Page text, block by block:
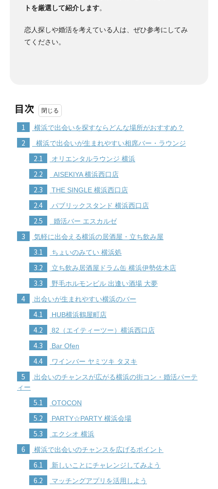
トを厳選して紹介します。
恋人探しや婚活を考えている人は、ぜひ参考にしてみ
てください。
目次
1 横浜で出会いを探すならどんな場所がおすすめ？
2 横浜で出会いが生まれやすい相席バー・ラウンジ
2.1 オリエンタルラウンジ 横浜
2.2 AISEKIYA 横浜西口店
2.3 THE SINGLE 横浜西口店
2.4 パブリックスタンド 横浜西口店
2.5 婚活バー エスカルゼ
3 気軽に出会える横浜の居酒屋・立ち飲み屋
3.1 ちょいのみてい 横浜処
3.2 立ち飲み居酒屋ドラム缶 横浜伊勢佐木店
3.3 野毛ホルモンビル 出逢い酒場 大夢
4 出会いが生まれやすい横浜のバー
4.1 HUB横浜鶴屋町店
4.2 82（エイティーツー）横浜西口店
4.3 Bar Ofen
4.4 ワインバー ヤミツキ タヌキ
5
出会いのチャンスが広がる横浜の街コン・婚活パーテ
ィー
5.1 OTOCON
5.2 PARTY☆PARTY 横浜会場
5.3 エクシオ 横浜
6 横浜で出会いのチャンスを広げるポイント
6.1 新しいことにチャレンジしてみよう
6.2 マッチングアプリを活用しよう